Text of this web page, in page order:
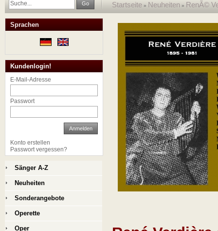
Go Startseite » Neuheiten » RenÃ©
Sprachen
Kundenlogin!
E-Mail-Adresse
Passwort
Anmelden
Konto erstellen
Passwort vergessen?
Sänger A-Z
Neuheiten
Sonderangebote
Operette
Oper